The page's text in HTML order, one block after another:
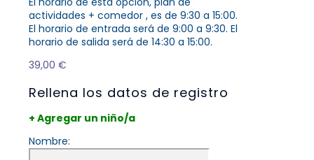
actividades + comedor , es de 9:30 a 15:00.
El horario de entrada será de 9:00 a 9:30. El
horario de salida será de 14:30 a 15:00.
39,00 €
Rellena los datos de registro
+ Agregar un niño/a
Nombre: